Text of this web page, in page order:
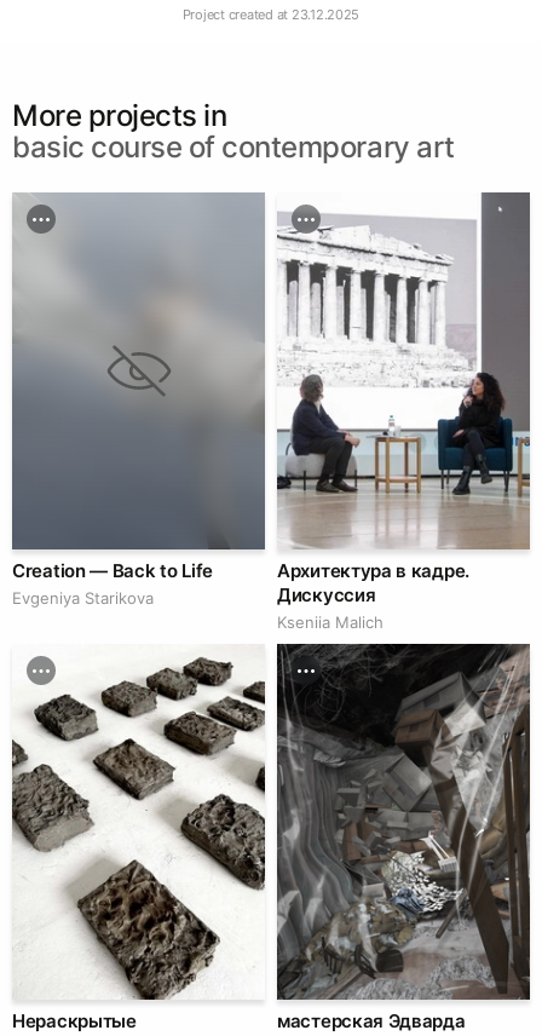
Project created at 23.12.2025
More projects in
basic course of contemporary art
Creation — Back to Life
Evgeniya Starikova
Архитектура в кадре.
Дискуссия
Kseniia Malich
Нераскрытые
мастерская Эдварда